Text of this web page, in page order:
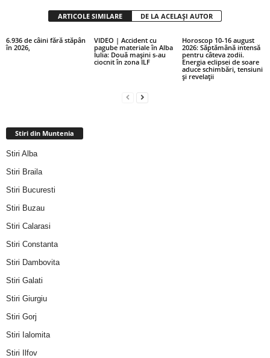
ARTICOLE SIMILARE DE LA ACELAȘI AUTOR
6.936 de câini fără stăpân
în 2026,
VIDEO | Accident cu
pagube materiale în Alba
Iulia: Două mașini s-au
ciocnit în zona ILF
Horoscop 10-16 august
2026: Săptămână intensă
pentru câteva zodii.
Energia eclipsei de soare
aduce schimbări, tensiuni
și revelații
Stiri din Muntenia
Stiri Alba
Stiri Braila
Stiri Bucuresti
Stiri Buzau
Stiri Calarasi
Stiri Constanta
Stiri Dambovita
Stiri Galati
Stiri Giurgiu
Stiri Gorj
Stiri Ialomita
Stiri Ilfov